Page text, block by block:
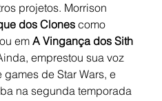
projetos. Morrison
dos Clones como
em A Vingança dos Sith
emprestou sua voz
de Star Wars, e
na segunda temporada